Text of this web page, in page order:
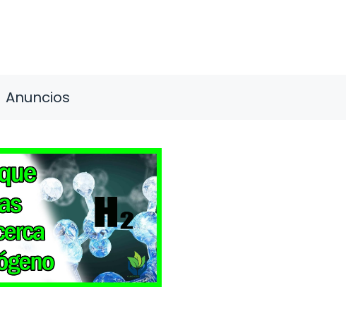
Anuncios